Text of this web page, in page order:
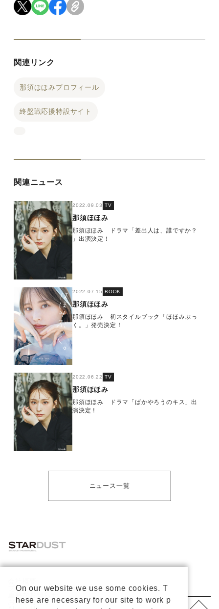
関連リンク
那須ほほみプロフィール
終盤戦応援特設サイト
関連ニュース
2022.09.03 TV
那須ほほみ
那須ほほみ ドラマ「差出人は、誰ですか？
」出演決定！
2022.07.15 BOOK
那須ほほみ
那須ほほみ 初スタイルブック「ほほみぶっ
く。」発売決定！
2022.06.22 TV
那須ほほみ
那須ほほみ ドラマ「ばかやろうのキス」出
演決定！
ニュース一覧
プライバシーポリシー
お問い合わせ
On our website we use some cookies. T
hese are necessary for our site to work p